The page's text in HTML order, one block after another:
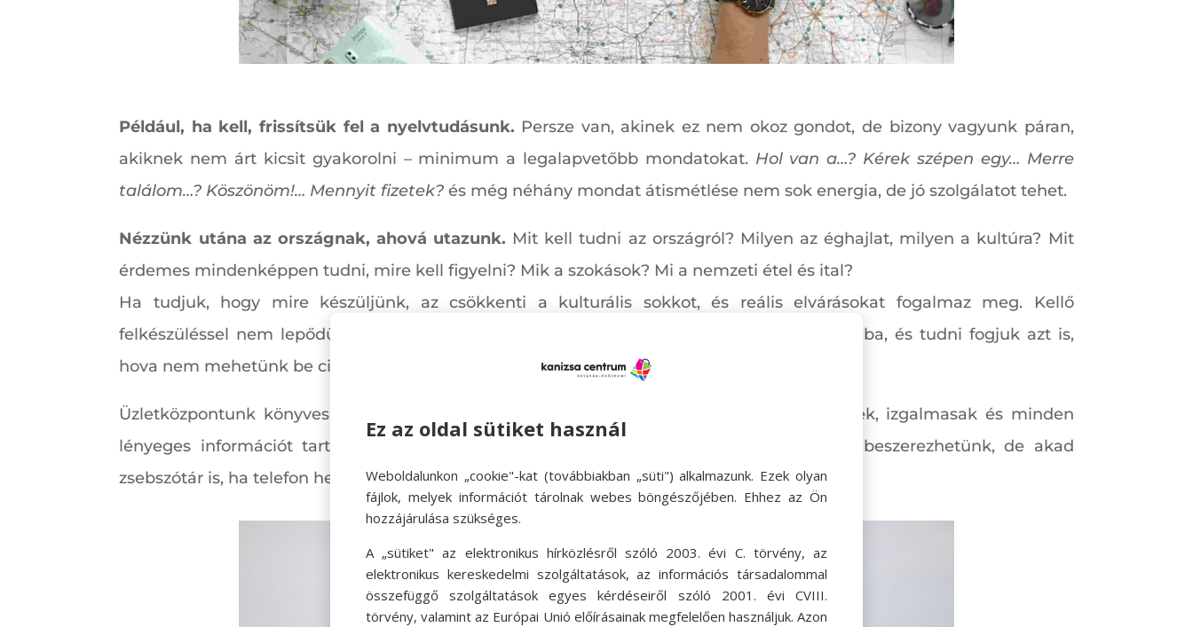
Például, ha kell, frissítsük fel a nyelvtudásunk. Persze van, akinek ez nem okoz gondot, de bizony vagyunk páran,
akiknek nem árt kicsit gyakorolni – minimum a legalapvetőbb mondatokat. Hol van a…? Kérek szépen egy… Merre
találom…? Köszönöm!… Mennyit fizetek? és még néhány mondat átismétlése nem sok energia, de jó szolgálatot tehet.
Nézzünk utána az országnak, ahová utazunk. Mit kell tudni az országról? Milyen az éghajlat, milyen a kultúra? Mit
érdemes mindenképpen tudni, mire kell figyelni? Mik a szokások? Mi a nemzeti étel és ital?
Ha tudjuk, hogy mire készüljünk, az csökkenti a kulturális sokkot, és reális elvárásokat fogalmaz meg. Kellő
felkészüléssel nem lepődünk meg például, hogy fedetlen karral nem mehetünk templomba, és tudni fogjuk azt is,
hova nem mehetünk be cipővel vagy mit, mivel ehetünk.
Üzletközpontunk könyvesboltjában minden országról találhatók úti könyvek. Ezek színesek, izgalmasak és minden
lényeges információt tartalmaznak, amit tudnunk érdemes. Ugyanitt nyelvkönyveket is beszerezhetünk, de akad
zsebszótár is, ha telefon helyett abból keresnénk ki a szavakat az út során.
Ez az oldal sütiket használ
Weboldalunkon „cookie"-kat (továbbiakban „süti") alkalmazunk. Ezek olyan
fájlok, melyek információt tárolnak webes böngészőjében. Ehhez az Ön
hozzájárulása szükséges.
A „sütiket" az elektronikus hírközlésről szóló 2003. évi C. törvény, az
elektronikus kereskedelmi szolgáltatások, az információs társadalommal
összefüggő szolgáltatások egyes kérdéseiről szóló 2001. évi CVIII.
törvény, valamint az Európai Unió előírásainak megfelelően használjuk. Azon